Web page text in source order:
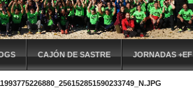
CAJÓN DE SASTRE JORNADAS +EF
EVALUACIÓN DE LAS JORNADAS